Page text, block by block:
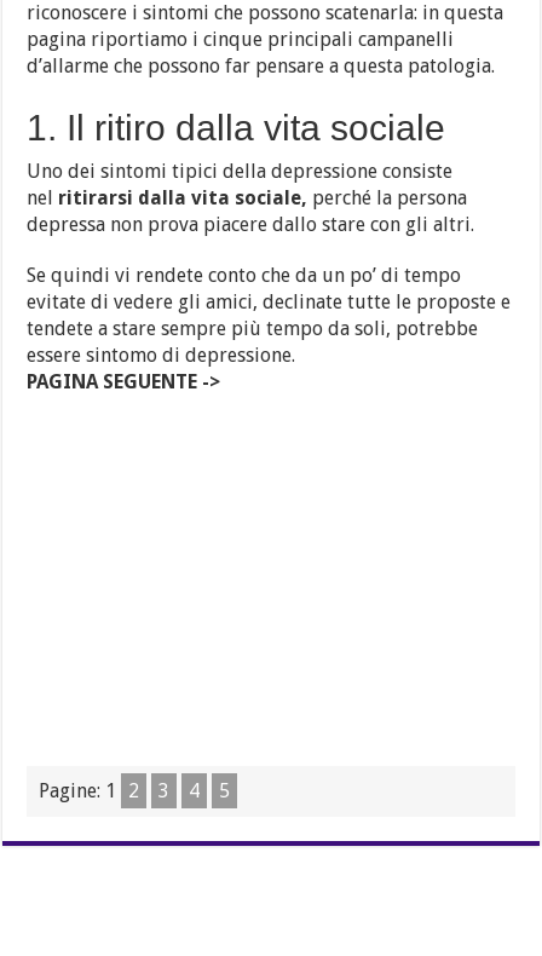
riconoscere i sintomi che possono scatenarla: in questa
pagina riportiamo i cinque principali campanelli
d’allarme che possono far pensare a questa patologia.
1. Il ritiro dalla vita sociale
Uno dei sintomi tipici della depressione consiste
nel ritirarsi dalla vita sociale, perché la persona
depressa non prova piacere dallo stare con gli altri.
Se quindi vi rendete conto che da un po’ di tempo
evitate di vedere gli amici, declinate tutte le proposte e
tendete a stare sempre più tempo da soli, potrebbe
essere sintomo di depressione.
PAGINA SEGUENTE ->
Pagine: 1 2 3 4 5